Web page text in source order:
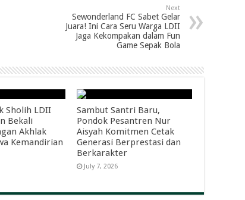
Next
Sewonderland FC Sabet Gelar
Juara! Ini Cara Seru Warga LDII
Jaga Kekompakan dalam Fun
Game Sepak Bola
Sholih LDII
Bekali
Akhlak
Kemandirian
Sambut Santri Baru,
Pondok Pesantren Nur
Aisyah Komitmen Cetak
Generasi Berprestasi dan
Berkarakter
July 7, 2026